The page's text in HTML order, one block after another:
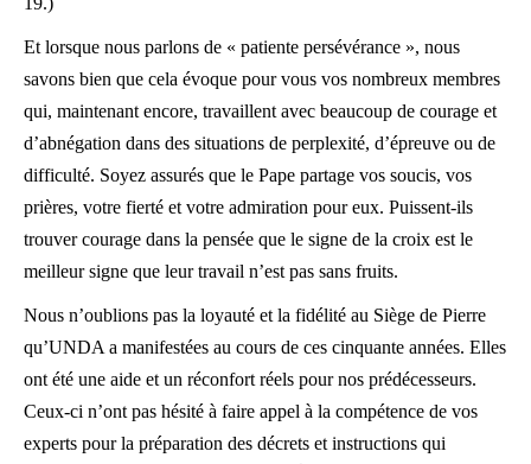
Et lorsque nous parlons de « patiente persévérance », nous
savons bien que cela évoque pour vous vos nombreux membres
qui, maintenant encore, travaillent avec beaucoup de courage et
d’abnégation dans des situations de perplexité, d’épreuve ou de
difficulté. Soyez assurés que le Pape partage vos soucis, vos
prières, votre fierté et votre admiration pour eux. Puissent-ils
trouver courage dans la pensée que le signe de la croix est le
meilleur signe que leur travail n’est pas sans fruits.
Nous n’oublions pas la loyauté et la fidélité au Siège de Pierre
qu’UNDA a manifestées au cours de ces cinquante années. Elles
ont été une aide et un réconfort réels pour nos prédécesseurs.
Ceux-ci n’ont pas hésité à faire appel à la compétence de vos
experts pour la préparation des décrets et instructions qui